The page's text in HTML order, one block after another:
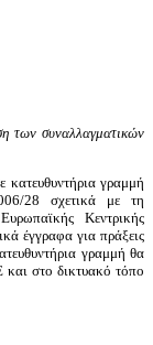
των συναλλαγματικών
κατευθυντήρια γραμμή
28 σχετικά με τη
Κεντρικής
έγγραφα για πράξεις
γραμμή θα
στο δικτυακό τόπο